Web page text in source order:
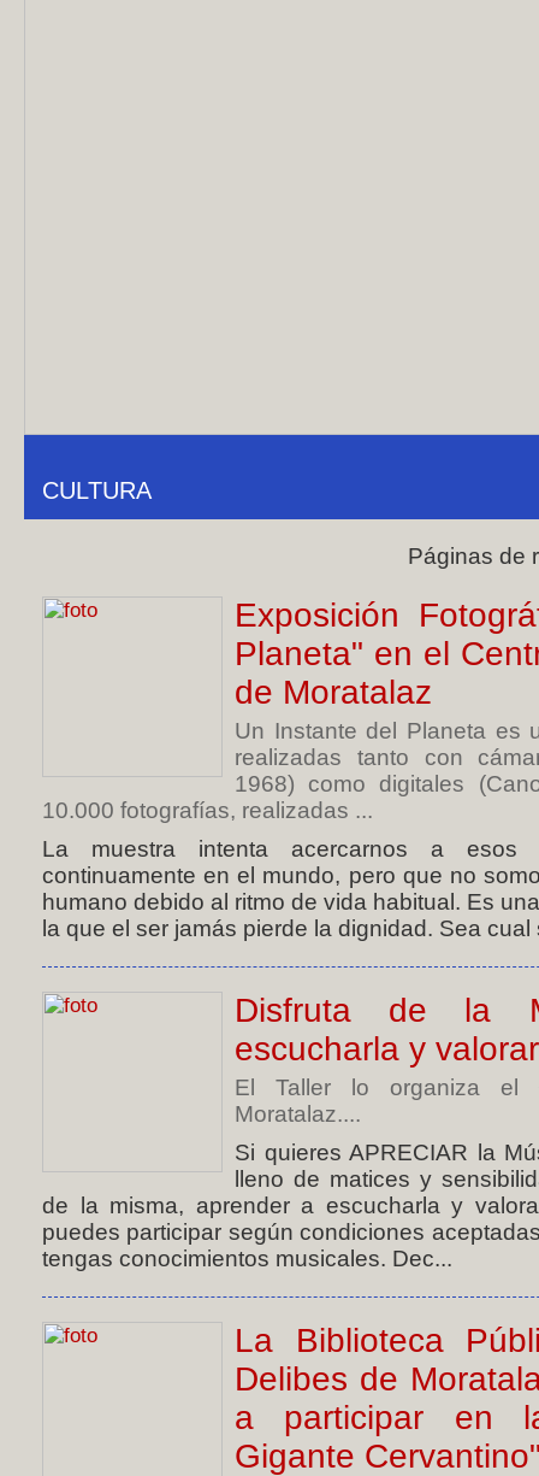
CULTURA
Páginas de
Exposición
Planeta" en el
de Moratalaz
Un Instante del Planeta es
realizadas tanto con
1968) como digitales
10.000 fotografías, realizadas ...
La muestra intenta acercarnos a esos
continuamente en el mundo, pero que no
humano debido al ritmo de vida habitual. Es
la que el ser jamás pierde la dignidad. Sea
Disfruta de la
escucharla y
El Taller lo organiza el
Moratalaz....
Si quieres APRECIAR la
lleno de matices y
de la misma, aprender a escucharla y
puedes participar según condiciones
tengas conocimientos musicales. Dec...
La Biblioteca
Delibes de
a participar en
Gigante